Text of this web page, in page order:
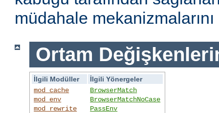
müdahale mekanizmalarını
Ortam
İlgili Modüller
İlgili Yönergeler
mod_cache
mod_env
mod_rewrite
BrowserMatch
BrowserMatchNoCase
PassEnv